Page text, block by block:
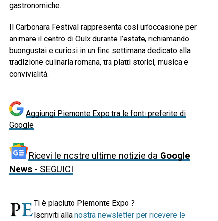
gastronomiche.
Il Carbonara Festival rappresenta così un’occasione per
animare il centro di Oulx durante l’estate, richiamando
buongustai e curiosi in un fine settimana dedicato alla
tradizione culinaria romana, tra piatti storici, musica e
convivialità.
Aggiungi Piemonte Expo tra le fonti preferite di
Google
Ricevi le nostre ultime notizie da Google
News- SEGUICI
Ti è piaciuto Piemonte Expo ?
Iscriviti alla nostra newsletter per ricevere le